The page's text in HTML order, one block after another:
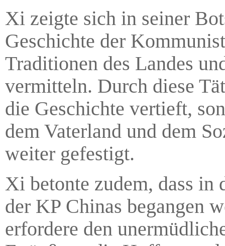
Xi zeigte sich in seiner
Geschichte der
Traditionen des Landes
vermitteln. Durch diese
die Geschichte vertieft,
dem Vaterland und dem
weiter gefestigt.
Xi betonte zudem, dass in
der KP Chinas begangen
erfordere den